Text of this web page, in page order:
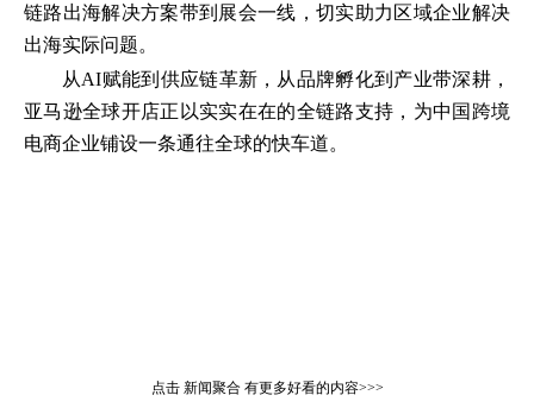
链路出海解决方案带到展会一线，切实助力区域企业解决
出海实际问题。
从AI赋能到供应链革新，从品牌孵化到产业带深耕，
亚马逊全球开店正以实实在在的全链路支持，为中国跨境
电商企业铺设一条通往全球的快车道。
点击 新闻聚合有更多好看的内容>>>